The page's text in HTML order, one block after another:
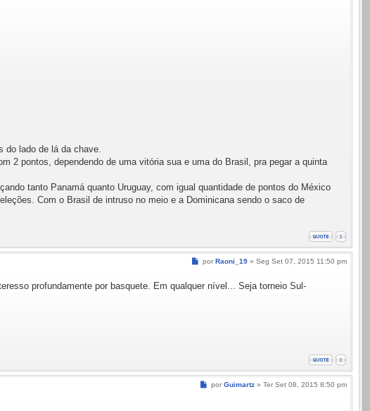
do lado de lá da chave.
2 pontos, dependendo de uma vitória sua e uma do Brasil, pra pegar a quinta
tanto Panamá quanto Uruguay, com igual quantidade de pontos do México
Com o Brasil de intruso no meio e a Dominicana sendo o saco de
Mensagem
por Raoni_19 » Seg Set 07, 2015 11:50 pm
profundamente por basquete. Em qualquer nível... Seja torneio Sul-
Mensagem
por Guimartz » Ter Set 08, 2015 8:50 pm